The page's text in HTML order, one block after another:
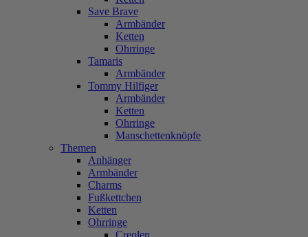
Save Brave
Armbänder
Ketten
Ohrringe
Tamaris
Armbänder
Tommy Hilfiger
Armbänder
Ketten
Ohrringe
Manschettenknöpfe
Themen
Anhänger
Armbänder
Charms
Fußkettchen
Ketten
Ohrringe
Creolen